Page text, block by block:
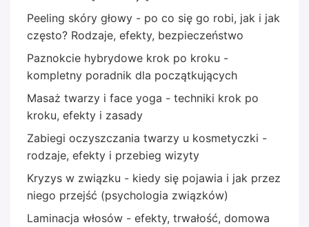
Peeling skóry głowy - po co się go robi, jak i jak
często? Rodzaje, efekty, bezpieczeństwo
Paznokcie hybrydowe krok po kroku -
kompletny poradnik dla początkujących
Masaż twarzy i face yoga - techniki krok po
kroku, efekty i zasady
Zabiegi oczyszczania twarzy u kosmetyczki -
rodzaje, efekty i przebieg wizyty
Kryzys w związku - kiedy się pojawia i jak przez
niego przejść (psychologia związków)
Laminacja włosów - efekty, trwałość, domowa